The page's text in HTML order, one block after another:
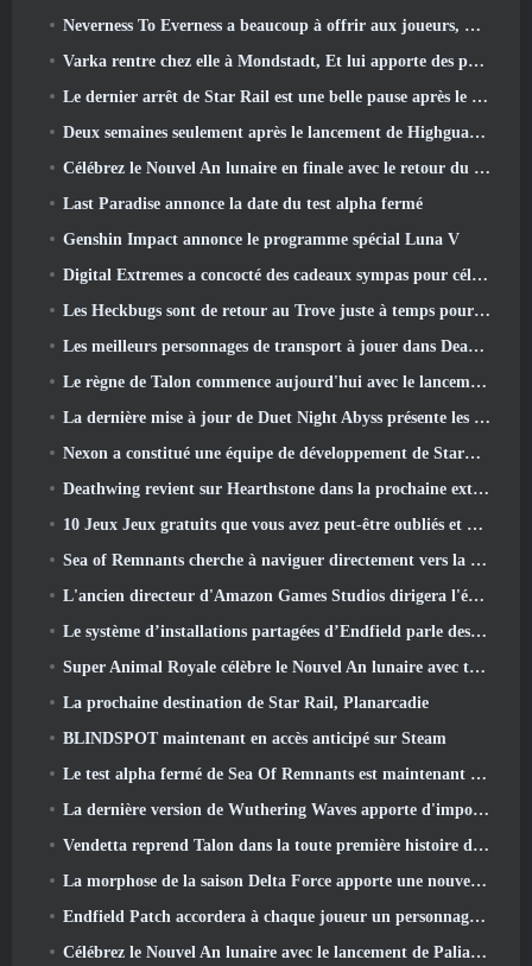
Neverness To Everness a beaucoup à offrir aux joueurs, Particulièrement amusant
Varka rentre chez elle à Mondstadt, Et lui apporte des problèmes dans la mise à jour Luna V de Genshin Impact
Le dernier arrêt de Star Rail est une belle pause après le traumatisme
Deux semaines seulement après le lancement de Highguard, Wildlight Entertainment annonce des licenciements
Célébrez le Nouvel An lunaire en finale avec le retour du « mode Bank It »
Last Paradise annonce la date du test alpha fermé
Genshin Impact annonce le programme spécial Luna V
Digital Extremes a concocté des cadeaux sympas pour célébrer le nouvel an lunaire dans Warframe
Les Heckbugs sont de retour au Trove juste à temps pour la saison de l'amour
Les meilleurs personnages de transport à jouer dans Deadlock
Le règne de Talon commence aujourd'hui avec le lancement de la saison Overwatch 1: Conquête
La dernière mise à jour de Duet Night Abyss présente les montures
Nexon a constitué une équipe de développement de StarCraft Shooter selon un rapport du magasin coréen
Deathwing revient sur Hearthstone dans la prochaine extension Cataclysm
10 Jeux Jeux gratuits que vous avez peut-être oubliés et qui participent au PvP Fest de Steam
Sea of ​​Remnants cherche à naviguer directement vers la grandeur
L'ancien directeur d'Amazon Games Studios dirigera l'édition occidentale d'Aion 2
Le système d’installations partagées d’Endfield parle des joueurs
Super Animal Royale célèbre le Nouvel An lunaire avec trois semaines d'événements Super Horse
La prochaine destination de Star Rail, Planarcadie
BLINDSPOT maintenant en accès anticipé sur Steam
Le test alpha fermé de Sea Of Remnants est maintenant en ligne
La dernière version de Wuthering Waves apporte d'importantes baisses de savoir et des changements de qualité de vie
Vendetta reprend Talon dans la toute première histoire d'un an dans Overwatch (Pas de "2", Blizzard abandonne ça)
La morphose de la saison Delta Force apporte une nouvelle carte, Modes, Et améliorations demandées par les joueurs
Endfield Patch accordera à chaque joueur un personnage six étoiles gratuit de son choix
Célébrez le Nouvel An lunaire avec le lancement de Palia's Winter Wonder: Mise à jour du Nouvel An de Riffrocin